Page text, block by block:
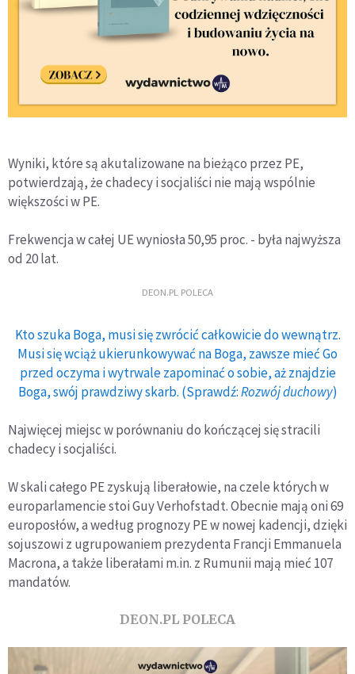
Wyniki, które są akutalizowane na bieżąco przez PE,
potwierdzają, że chadecy i socjaliści nie mają wspólnie
większości w PE.
Frekwencja w całej UE wyniosła 50,95 proc. - była najwyższa
od 20 lat.
DEON.PL POLECA
Kto szuka Boga, musi się zwrócić całkowicie do wewnątrz.
Musi się wciąż ukierunkowywać na Boga, zawsze mieć Go
przed oczyma i wytrwale zapominać o sobie, aż znajdzie
Boga, swój prawdziwy skarb. (Sprawdź:Rozwój duchowy)
Najwięcej miejsc w porównaniu do kończącej się stracili
chadecy i socjaliści.
W skali całego PE zyskują liberałowie, na czele których w
europarlamencie stoi Guy Verhofstadt. Obecnie mają oni 69
europosłów, a według prognozy PE w nowej kadencji, dzięki
sojuszowi z ugrupowaniem prezydenta Francji Emmanuela
Macrona, a także liberałami m.in. z Rumunii mają mieć 107
mandatów.
DEON.PL POLECA